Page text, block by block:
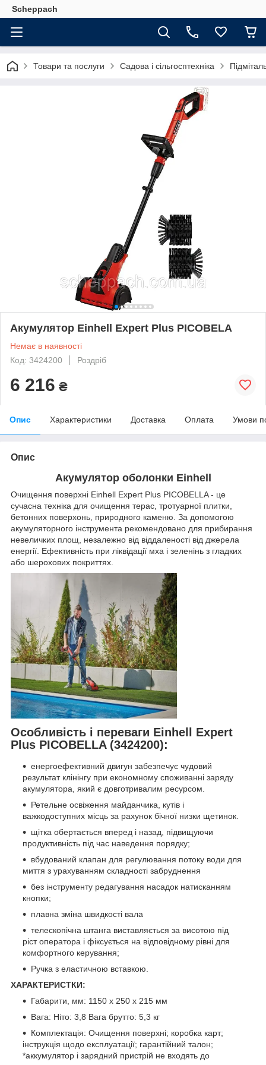
Scheppach
Товари та послуги Садова і сільгосптехніка
Акумулятор Einhell Expert Plus PICOBELA
Немає в наявності
Код: 3424200
Роздріб
6 216 ₴
Опис Характеристики Доставка Оплата Умови
Опис
Акумулятор оболонки Einhell
Очищення поверхні Einhell Expert Plus PICOBELLA - це
сучасна техніка для очищення терас, тротуарної плитки,
бетонних поверхонь, природного каменю. За допомогою
акумуляторного інструмента рекомендовано для прибирання
невеличких площ, незалежно від віддаленості від джерела
енергії. Ефективність при ліквідації мха і зеленінь з гладких
або шерохових покриттях.
Особливість і переваги Einhell Expert
Plus PICOBELLA (3424200):
енергоефективний двигун забезпечує чудовий
результат клінінгу при економному споживанні заряду
акумулятора, який є довготривалим ресурсом.
Ретельне освіження майданчика, кутів і
важкодоступних місць за рахунок бічної низки щетинок.
щітка обертається вперед і назад, підвищуючи
продуктивність під час наведення порядку;
вбудований клапан для регулювання потоку води для
миття з урахуванням складності забруднення
без інструменту редагування насадок натисканням
кнопки;
плавна зміна швидкості вала
телескопічна штанга виставляється за висотою під
ріст оператора і фіксується на відповідному рівні для
комфортного керування;
Ручка з еластичною вставкою.
ХАРАКТЕРИСТКИ:
Габарити, мм: 1150 х 250 х 215 мм
Вага: Ніто: 3,8 Вага брутто: 5,3 кг
Комплектація: Очищення поверхні; коробка карт;
інструкція щодо експлуатації; гарантійний талон;
*аккумулятор і зарядний пристрій не входять до